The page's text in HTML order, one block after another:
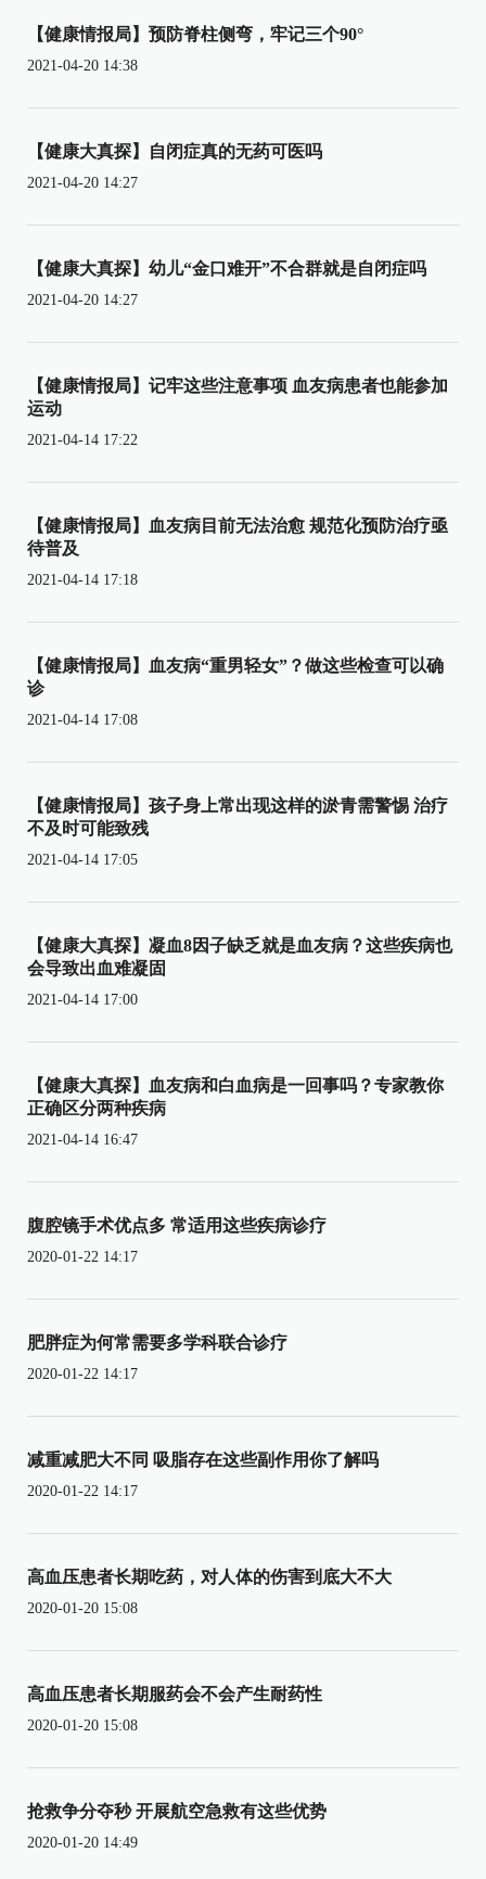
【健康情报局】预防脊柱侧弯，牢记三个90°
2021-04-20 14:38
【健康大真探】自闭症真的无药可医吗
2021-04-20 14:27
【健康大真探】幼儿“金口难开”不合群就是自闭症吗
2021-04-20 14:27
【健康情报局】记牢这些注意事项 血友病患者也能参加
运动
2021-04-14 17:22
【健康情报局】血友病目前无法治愈 规范化预防治疗亟
待普及
2021-04-14 17:18
【健康情报局】血友病“重男轻女”？做这些检查可以确
诊
2021-04-14 17:08
【健康情报局】孩子身上常出现这样的淤青需警惕 治疗
不及时可能致残
2021-04-14 17:05
【健康大真探】凝血8因子缺乏就是血友病？这些疾病也
会导致出血难凝固
2021-04-14 17:00
【健康大真探】血友病和白血病是一回事吗？专家教你
正确区分两种疾病
2021-04-14 16:47
腹腔镜手术优点多 常适用这些疾病诊疗
2020-01-22 14:17
肥胖症为何常需要多学科联合诊疗
2020-01-22 14:17
减重减肥大不同 吸脂存在这些副作用你了解吗
2020-01-22 14:17
高血压患者长期吃药，对人体的伤害到底大不大
2020-01-20 15:08
高血压患者长期服药会不会产生耐药性
2020-01-20 15:08
抢救争分夺秒 开展航空急救有这些优势
2020-01-20 14:49